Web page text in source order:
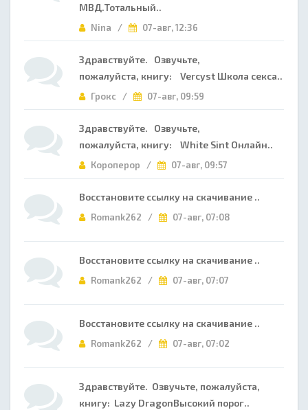
МВД.Тотальный..
Nina / 07-авг, 12:36
Здравствуйте. Озвучьте,
пожалуйста, книгу: Vercyst Школа секса..
Грокс / 07-авг, 09:59
Здравствуйте. Озвучьте,
пожалуйста, книгу: White Sint Онлайн..
Короперор / 07-авг, 09:57
Восстановите ссылку на скачивание ..
Romank262 / 07-авг, 07:08
Восстановите ссылку на скачивание ..
Romank262 / 07-авг, 07:07
Восстановите ссылку на скачивание ..
Romank262 / 07-авг, 07:02
Здравствуйте. Озвучьте, пожалуйста,
книгу: Lazy DragonВысокий порог..